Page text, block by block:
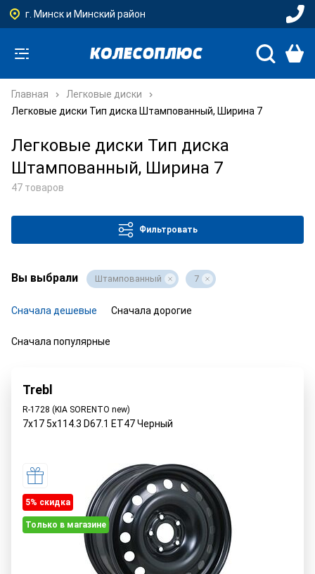
г. Минск и Минский район
Главная
Легковые диски
Легковые диски Тип диска Штампованный, Ширина 7
Легковые диски Тип диска
Штампованный, Ширина 7
47 товаров
Фильтровать
Вы выбрали Штампованный 7
Сначала дешевые Сначала дорогие
Сначала популярные
Trebl
R-1728 (KIA SORENTO new)
7x17 5x114.3 D67.1 ET47 Черный
5% cкидка
Только в магазине